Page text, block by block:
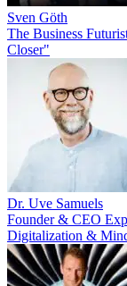
Sven Göth
The Business
Closer"
Dr. Uve Samuels
Founder & CEO
Digitalization &